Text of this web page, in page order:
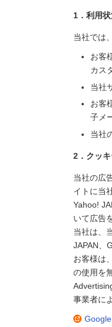
1．利用
当社では
お客
カス
当社
お客
子メ
当社
2．クッ
当社の広
イトに当
Yahoo!
いて広告
当社は、
JAPAN、
お客様は
の使用を
事業者に